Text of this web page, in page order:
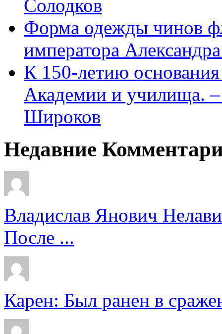
Солодков
Форма одежды чинов
императора
К 150-летию
Академии и училища.
Широков
Недавние
Владислав Янович
После ...
Карен: Был ранен в